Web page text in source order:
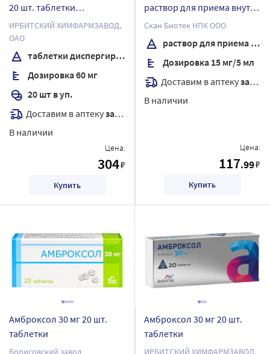
20 шт. таблетки
диспергируемые
ИРБИТСКИЙ ХИМФАРМЗАВОД,
ОАО
таблетки диспергируемые
Дозировка 60 мг
20 шт в уп.
Доставим в аптекузавтра
В наличии
Цена:
304₽
Купить
раствор для приема внутрь
100 мл
Скан Биотек НПК ООО
раствор для приема внутрь
Дозировка 15 мг/5 мл
Доставим в аптекузавтра
В наличии
Цена:
117.99₽
Купить
Амброксол 30 мг 20 шт.
таблетки
Борисовский завод
Амброксол 30 мг 20 шт.
таблетки
ИРБИТСКИЙ ХИМФАРМЗАВОД,